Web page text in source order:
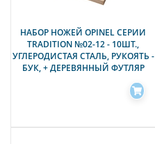
НАБОР НОЖЕЙ OPINEL СЕРИИ
TRADITION №02-12 - 10ШТ.,
УГЛЕРОДИСТАЯ СТАЛЬ, РУКОЯТЬ -
БУК, + ДЕРЕВЯННЫЙ ФУТЛЯР